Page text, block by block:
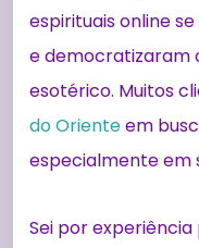
espirituais online
e democratizaram
esotérico. Muitos
do Orienteem
especialmente em
Sei por